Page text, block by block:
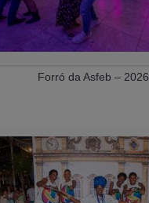
Forró da Asfeb – 2026